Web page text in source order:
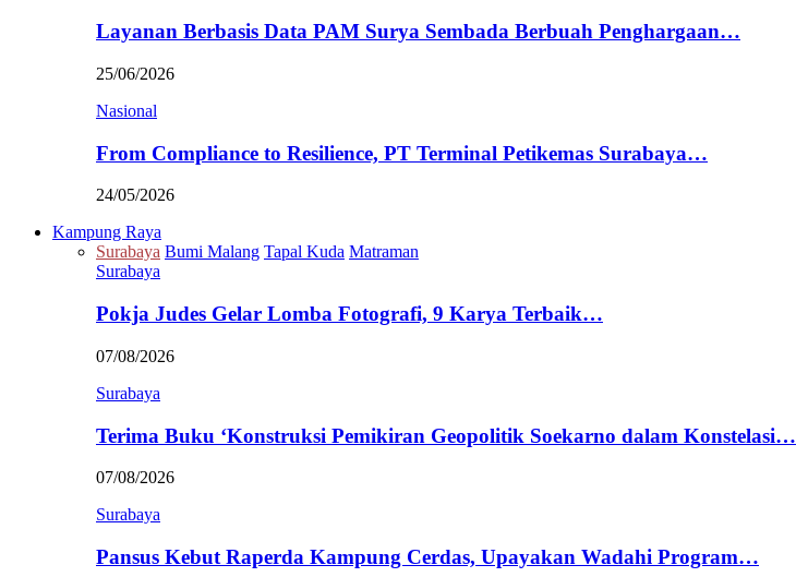
Layanan Berbasis Data PAM Surya Sembada Berbuah Penghargaan…
25/06/2026
Nasional
From Compliance to Resilience, PT Terminal Petikemas Surabaya…
24/05/2026
Kampung Raya
Surabaya Bumi Malang Tapal Kuda Matraman
Surabaya
Pokja Judes Gelar Lomba Fotografi, 9 Karya Terbaik…
07/08/2026
Surabaya
Terima Buku ‘Konstruksi Pemikiran Geopolitik Soekarno dalam Konstelasi…
07/08/2026
Surabaya
Pansus Kebut Raperda Kampung Cerdas, Upayakan Wadahi Program…